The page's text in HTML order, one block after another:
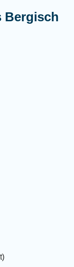
Bergisch